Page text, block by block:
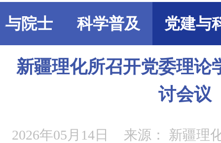
与院士 科学普及 党建与
新疆理化所召开党委理论
讨会议
2026年05月14日 来源： 新疆理